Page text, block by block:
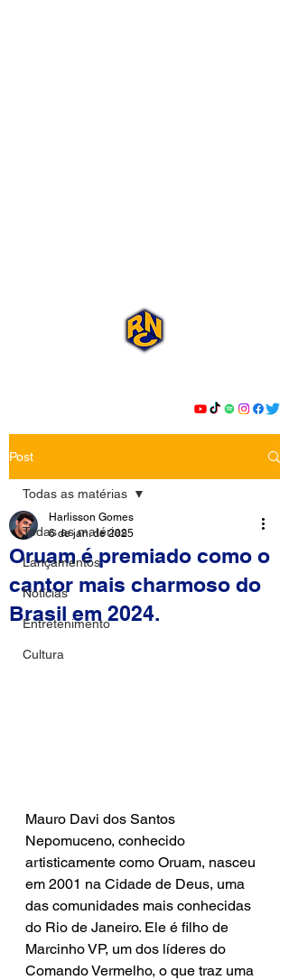
Post
Todas as matérias
Lançamentos
Notícias
Entretenimento
Cultura
Todas as matérias
Oruam é premiado como o
cantor mais charmoso do
Brasil em 2024.
Harlisson Gomes
6 de jan. de 2025
Mauro Davi dos Santos
Nepomuceno, conhecido
artisticamente como Oruam, nasceu
em 2001 na Cidade de Deus, uma
das comunidades mais conhecidas
do Rio de Janeiro. Ele é filho de
Marcinho VP, um dos líderes do
Comando Vermelho, o que traz uma